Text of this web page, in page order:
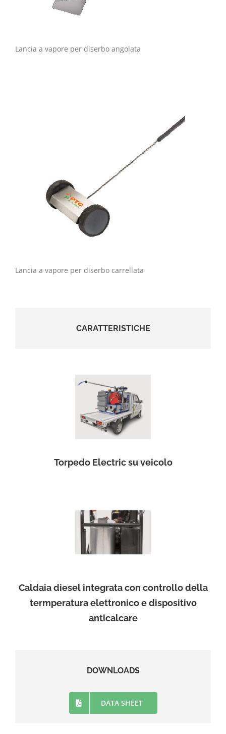
Lancia a vapore per diserbo angolata
Lancia a vapore per diserbo carrellata
CARATTERISTICHE
Torpedo Electric su veicolo
Caldaia diesel integrata con controllo della
termperatura elettronico e dispositivo
anticalcare
DOWNLOADS
DATA SHEET